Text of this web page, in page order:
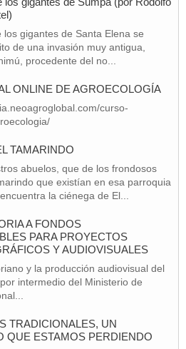
los gigantes de Santa Elena se
de una invasión muy antigua,
procedente del no...
ONLINE DE AGROECOLOGÍA
curso-
TAMARINDO
abuelos, que de los frondosos
que existían en esa parroquia
la ciénega de El...
A FONDOS
PARA PROYECTOS
Y AUDIOVISUALES
y la producción audiovisual del
intermedio del Ministerio de
TRADICIONALES, UN
QUE ESTAMOS PERDIENDO